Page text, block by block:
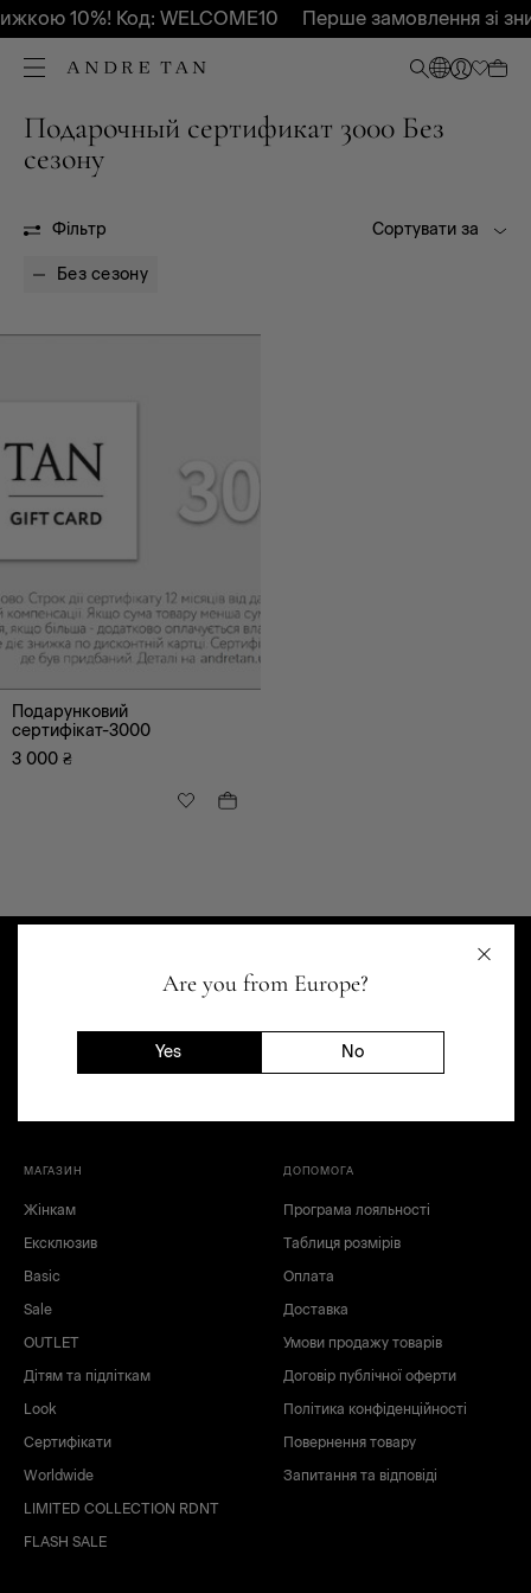
Are you from Europe?
Yes No
10%! Код: WELCOME10 Перше замовлення зі
Подарочный сертификат 3000 Без
сезону
Фільтр
Всі Без сезону
Сертифікат 3000
сертификат 3000
Сортувати за
Без сезону
Подарунковий
сертифікат-3000
3 000 ₴
МАГАЗИН
Жінкам
Ексклюзив
Basic
Sale
OUTLET
Дітям та підліткам
Look
Сертифікати
Worldwide
LIMITED COLLECTION RDNT
FLASH SALE
ДОПОМОГА
Програма лояльності
Таблиця розмірів
Оплата
Доставка
Умови продажу товарів
Договір публічної оферти
Політика конфіденційності
Повернення товару
Запитання та відповіді